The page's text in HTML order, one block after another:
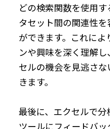
どの検索関数を使用
タセット間の関連性
ができます。これに
ンや興味を深く理解
セルの機会を見逃さ
きます。
最後に、エクセルで分
ツールにフィードバ